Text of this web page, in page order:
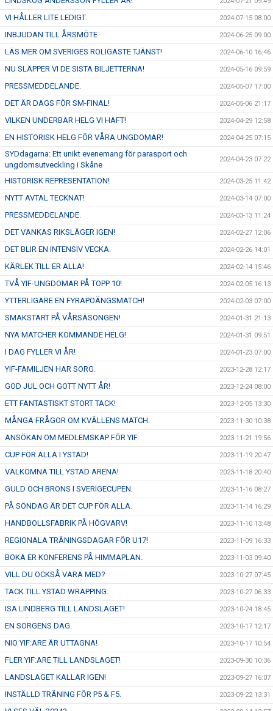
VI HÅLLER LITE LEDIGT. 2024-07-15 08:00
INBJUDAN TILL ÅRSMÖTE 2024-06-25 09:00
LÄS MER OM SVERIGES ROLIGASTE TJÄNST! 2024-06-10 16:46
NU SLÄPPER VI DE SISTA BILJETTERNA! 2024-05-16 09:59
PRESSMEDDELANDE. 2024-05-07 17:00
DET ÄR DAGS FÖR SM-FINAL! 2024-05-06 21:17
VILKEN UNDERBAR HELG VI HAFT! 2024-04-29 12:58
EN HISTORISK HELG FÖR VÅRA UNGDOMAR! 2024-04-25 07:15
SYDdagarna: Ett unikt evenemang för parasport och
ungdomsutveckling i Skåne
2024-04-23 07:22
HISTORISK REPRESENTATION! 2024-03-25 11:42
NYTT AVTAL TECKNAT! 2024-03-14 07:00
PRESSMEDDELANDE. 2024-03-13 11:24
DET VANKAS RIKSLÄGER IGEN! 2024-02-27 12:06
DET BLIR EN INTENSIV VECKA. 2024-02-26 14:01
KÄRLEK TILL ER ALLA! 2024-02-14 15:46
TVÅ YIF-UNGDOMAR PÅ TOPP 10! 2024-02-05 16:13
YTTERLIGARE EN FYRAPOÄNGSMATCH! 2024-02-03 07:00
SMAKSTART PÅ VÅRSÄSONGEN! 2024-01-31 21:13
NYA MATCHER KOMMANDE HELG! 2024-01-31 09:51
I DAG FYLLER VI ÅR! 2024-01-23 07:00
YIF-FAMILJEN HAR SORG. 2023-12-28 12:17
GOD JUL OCH GOTT NYTT ÅR! 2023-12-24 08:00
ETT FANTASTISKT STORT TACK! 2023-12-05 13:30
MÅNGA FRÅGOR OM KVÄLLENS MATCH. 2023-11-30 10:38
ANSÖKAN OM MEDLEMSKAP FÖR YIF. 2023-11-21 19:56
CUP FÖR ALLA I YSTAD! 2023-11-19 20:47
VÄLKOMNA TILL YSTAD ARENA! 2023-11-18 20:40
GULD OCH BRONS I SVERIGECUPEN. 2023-11-16 08:27
PÅ SÖNDAG ÄR DET CUP FÖR ALLA. 2023-11-14 16:29
HANDBOLLSFABRIK PÅ HÖGVARV! 2023-11-10 13:48
REGIONALA TRÄNINGSDAGAR FÖR U17! 2023-11-09 16:33
BOKA ER KONFERENS PÅ HIMMAPLAN. 2023-11-03 09:40
VILL DU OCKSÅ VARA MED? 2023-10-27 07:45
TACK TILL YSTAD WRAPPING. 2023-10-27 06:33
ISA LINDBERG TILL LANDSLAGET! 2023-10-24 18:45
EN SORGENS DAG. 2023-10-17 12:17
NIO YIF:ARE ÄR UTTAGNA! 2023-10-17 10:54
FLER YIF:ARE TILL LANDSLAGET! 2023-09-30 10:36
LANDSLAGET KALLAR IGEN! 2023-09-27 16:07
INSTÄLLD TRÄNING FÖR P5 & F5. 2023-09-22 13:31